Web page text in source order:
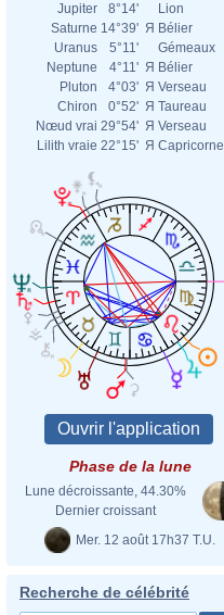
Jupiter
8°14'
Lion
Saturne 14°39' Я Bélier
Uranus
5°11'
Gémeaux
Neptune
4°11' Я Bélier
Pluton
4°03' Я Verseau
Chiron
0°52' Я Taureau
Nœud vrai 29°54' Я Verseau
Lilith vraie 22°15' Я Capricorne
Phase de la lune
Lune décroissante, 44.30%
Dernier croissant
Mer. 12 août 17h37 T.U.
Recherche de célébrité